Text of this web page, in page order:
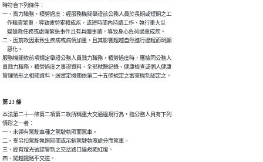
時符合下列條件：
一、戮力職務，積勞過度：經服務機關舉證該公務人員於長期或短期之工
    作職責繁重，導致疲勞累積成疾，或短時間內持續工作、執行重大災
    變搶救任務或處理緊急事件且有具體事蹟，導致身心負荷過重成疾。
二、因前款因素致生疾病或病情加重，且其影響超越自然進行過程而明顯
    惡化。
服務機關依前項規定舉證公務人員戮力職務，積勞過度時，應檢同公務人
員戮力職務，積勞過度之事證資料、全部就醫紀錄、健康檢查或個人健康
管理情形之相關資料，送審定機關依第二十五條規定之審查機制認定之。
第 23 條
本法第二十一條第二項第二款所稱重大交通違規行為，指公務人員有下列
情形之一者：
一、未領有駕駛車種之駕駛執照而駕車。
二、受吊扣駕駛執照期間或吊銷駕駛執照處分而駕車。
三、經有燈光號誌管制之交岔路口違規闖紅燈。
四、闖越鐵路平交道。